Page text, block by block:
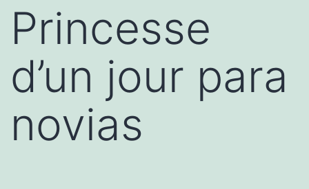
Princesse
d’un jour para
novias